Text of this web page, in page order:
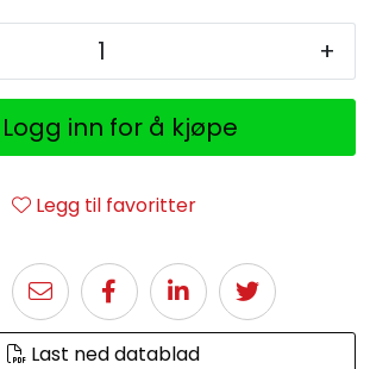
+
Logg inn for å kjøpe
Legg til favoritter
Last ned datablad